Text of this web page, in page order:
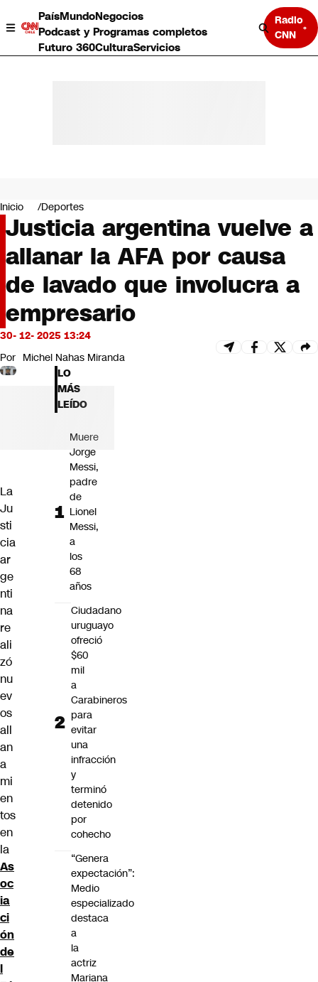
PaísMundoNegocios
Podcast y Programas completos
Futuro 360CulturaServicios
Radio
CNN
Negocios
Deportes
Programas completos
Cultura
Servicios
Bits
CNN tiempo
Futuro 360
Inicio Deportes
Justicia argentina vuelve a
allanar la AFA por causa
de lavado que involucra a
empresario
30- 12- 2025 13:24
Por Michel Nahas Miranda
La
Ju
sti
cia
ar
ge
nti
na
re
ali
zó
nu
ev
os
all
an
a
mi
en
tos
en
la
As
oc
ia
ci
ón
de
l
LO
MÁS
LEÍDO
Muere
Jorge
Messi,
padre
de
Lionel
Messi,
a
los
68
años
Ciudadano
uruguayo
ofreció
$60
mil
a
Carabineros
para
evitar
una
infracción
y
terminó
detenido
por
cohecho
“Genera
expectación”:
Medio
especializado
destaca
a
la
actriz
Mariana